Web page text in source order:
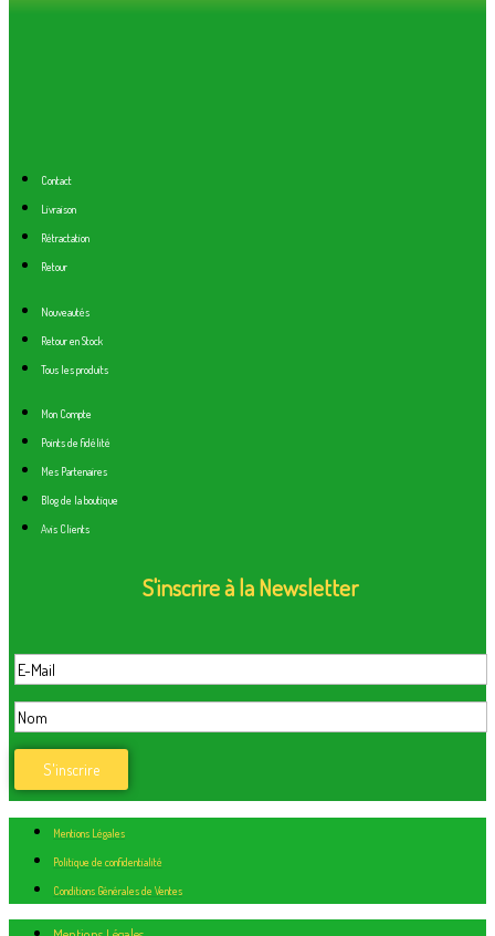
Contact
Livraison
Rétractation
Retour
Nouveautés
Retour en Stock
Tous les produits
Mon Compte
Points de fidélité
Mes Partenaires
Blog de la boutique
Avis Clients
S'inscrire à la Newsletter
Mentions Légales
Politique de confidentialité
Conditions Générales de Ventes